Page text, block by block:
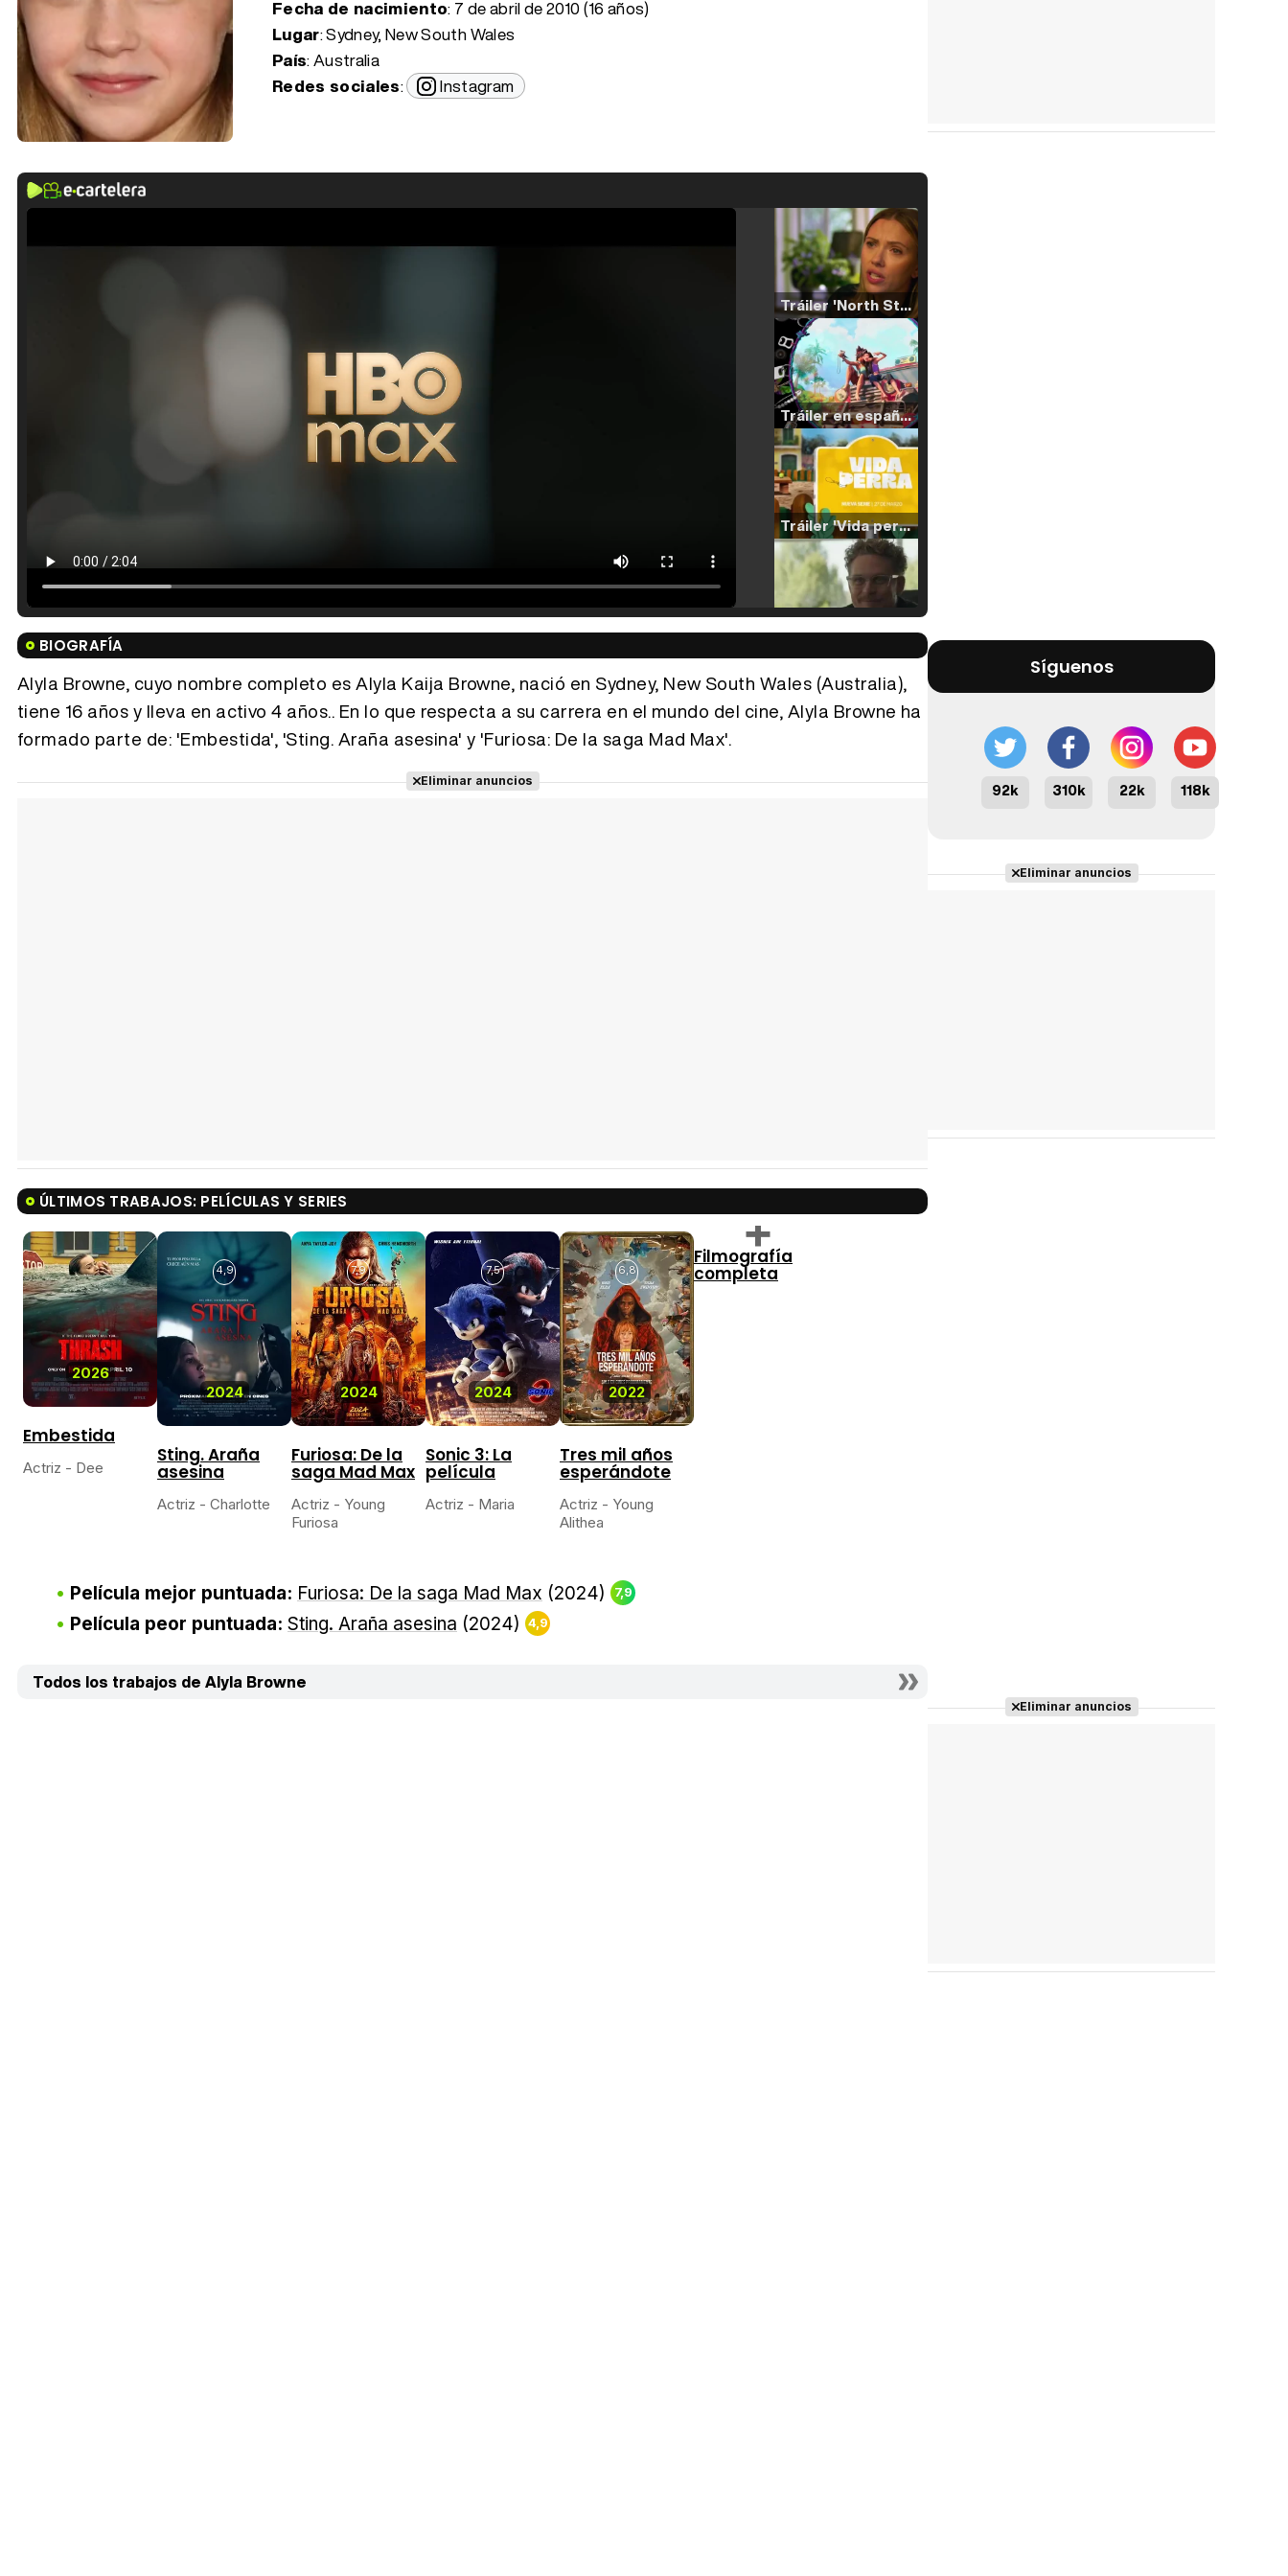
Fecha de nacimiento: 7 de abril de 2010 (16 años)
Lugar: Sydney, New South Wales
País: Australia
Redes sociales: Instagram
Tráiler 'North Star' (2023)
Tráiler en español de 'La isla olvidada'
Tráiler 'Vida perra' (2026)
Tráiler Oficial en VOSE 'The Audacity'
BIOGRAFÍA
Alyla Browne, cuyo nombre completo es Alyla Kaija Browne, nació en Sydney, New South Wales (Australia),
tiene 16 años y lleva en activo 4 años.. En lo que respecta a su carrera en el mundo del cine, Alyla Browne ha
formado parte de: 'Embestida', 'Sting. Araña asesina' y 'Furiosa: De la saga Mad Max'.
Eliminar anuncios
ÚLTIMOS TRABAJOS: PELÍCULAS Y SERIES
2026
Embestida
Actriz - Dee
2024
4,9
Sting. Araña
asesina
Actriz - Charlotte
2024
7,9
Furiosa: De la
saga Mad Max
Actriz - Young
Furiosa
2024
7,5
Sonic 3: La
película
Actriz - Maria
2022
6,8
Tres mil años
esperándote
Actriz - Young
Alithea
Filmografía
completa
Película mejor puntuada: Furiosa: De la saga Mad Max (2024) 7,9
Película peor puntuada: Sting. Araña asesina (2024) 4,9
Todos los trabajos de Alyla Browne
Síguenos
92k 310k 22k 118k
Eliminar anuncios
Eliminar anuncios